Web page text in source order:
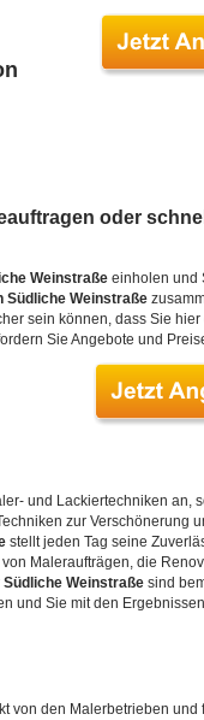
oder
Weinstraße einholen und
Südliche Weinstraße
sein können, dass Sie
Sie Angebote und
und Lackiertechniken an,
zur Verschönerung
stellt jeden Tag seine
Maleraufträgen, die
Südliche Weinstraße sind
und Sie mit den
von den Malerbetrieben